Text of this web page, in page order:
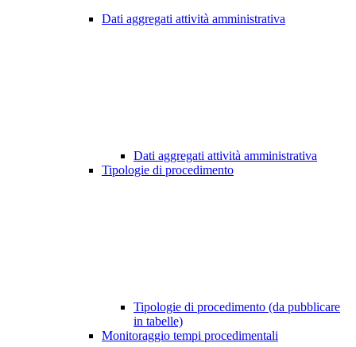
Dati aggregati attività amministrativa
Dati aggregati attività amministrativa
Tipologie di procedimento
Tipologie di procedimento (da pubblicare
in tabelle)
Monitoraggio tempi procedimentali